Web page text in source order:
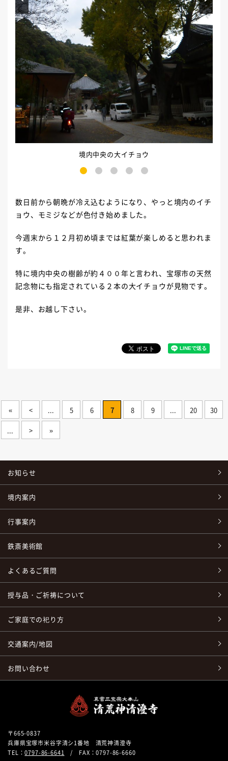
境内中央の大イチョウ
3 4 5
数日前から朝晩が冷え込むようになり、やっと境内のイチ
ョウ、モミジなどが色付き始めました。
今週末から１２月初め頃までは紅葉が楽しめると思われま
す。
特に境内中央の樹齢が約４００年と言われ、宝塚市の天然
記念物にも指定されている２本の大イチョウが見物です。
是非、お越し下さい。
« < ... 5 6 7 8 9 ... 20 30
... > »
お知らせ
境内案内
行事案内
鉄斎美術館
よくあるご質問
授与品・ご祈祷について
ご家庭での祀り方
交通案内/地図
お問い合わせ
〒665-0837
兵庫県宝塚市米谷字清シ1番地 清荒神清澄寺
TEL：0797-86-6641 / FAX：0797-86-6660